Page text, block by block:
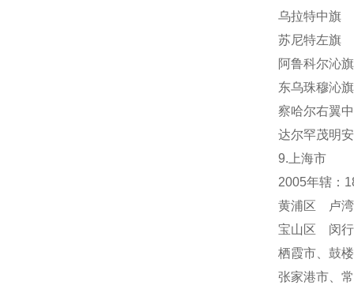
乌拉特中旗
苏尼特左旗
阿鲁科尔沁
东乌珠穆沁
察哈尔右翼
达尔罕茂明
9.上海市
2005年辖：
黄浦区 卢
宝山区 闵
栖霞市、 鼓
张家港市、